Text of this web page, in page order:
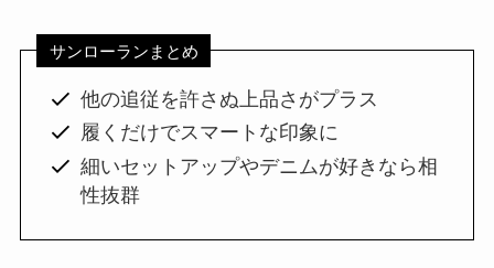
サンローランまとめ
他の追従を許さぬ上品さがプラス
履くだけでスマートな印象に
細いセットアップやデニムが好きなら相
性抜群